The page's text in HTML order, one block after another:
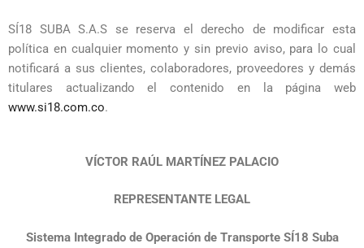
SÍ18 SUBA S.A.S se reserva el derecho de modificar esta
política en cualquier momento y sin previo aviso, para lo cual
notificará a sus clientes, colaboradores, proveedores y demás
titulares actualizando el contenido en la página web
www.si18.com.co.
VÍCTOR RAÚL MARTÍNEZ PALACIO
REPRESENTANTE LEGAL
Sistema Integrado de Operación de Transporte SÍ18 Suba